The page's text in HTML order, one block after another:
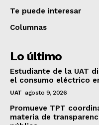
Te puede interesar
Columnas
Lo último
Estudiante de la UAT
el consumo eléctrico
UAT agosto 9, 2026
Promueve TPT
materia de